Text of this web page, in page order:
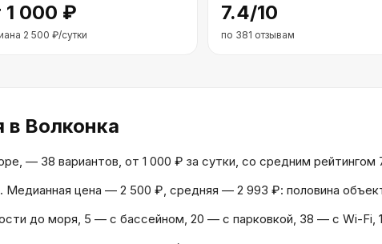
1 000 ₽
2 500 ₽/сутки
7.4/10
по 381 отзывам
в Волконка
— 38 вариантов, от 1 000 ₽ за сутки, со средним рейтингом
Медианная цена — 2 500 ₽, средняя — 2 993 ₽: половина
до моря, 5 — с бассейном, 20 — с парковкой, 38 — с Wi-Fi,